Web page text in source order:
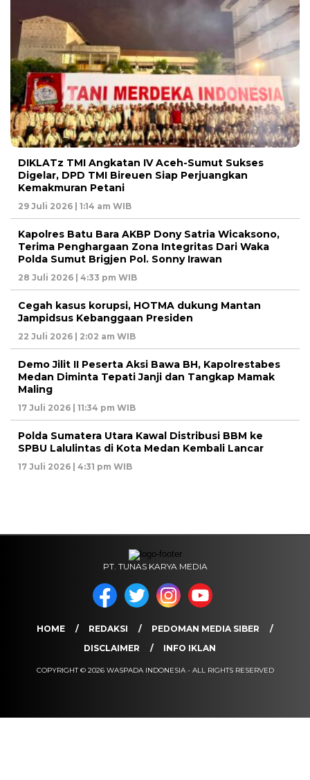
DIKLATz TMI Angkatan IV Aceh-Sumut Sukses
Digelar, DPD TMI Bireuen Siap Perjuangkan
Kemakmuran Petani
29 Juli 2026 | 1:14 am WIB
Kapolres Batu Bara AKBP Dony Satria Wicaksono,
Terima Penghargaan Zona Integritas Dari Waka
Polda Sumut Brigjen Pol. Sonny Irawan
28 Juli 2026 | 4:33 pm WIB
Cegah kasus korupsi, HOTMA dukung Mantan
Jampidsus Kebanggaan Presiden
22 Juli 2026 | 2:02 am WIB
Demo Jilit II Peserta Aksi Bawa BH, Kapolrestabes
Medan Diminta Tepati Janji dan Tangkap Mamak
Maling
17 Juli 2026 | 11:34 pm WIB
Polda Sumatera Utara Kawal Distribusi BBM ke
SPBU Lalulintas di Kota Medan Kembali Lancar
17 Juli 2026 | 4:31 pm WIB
PT. TUNAS KARYA MEDIA
HOME REDAKSI
PEDOMAN MEDIA SIBER
DISCLAIMER
INFO IKLAN
COPYRIGHT © 2026 WASPADA INDONESIA - ALL RIGHTS RESERVED